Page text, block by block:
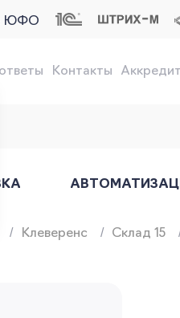
в ЮФО
Контакты
онлайн-касс
Клеверенс Склад 15